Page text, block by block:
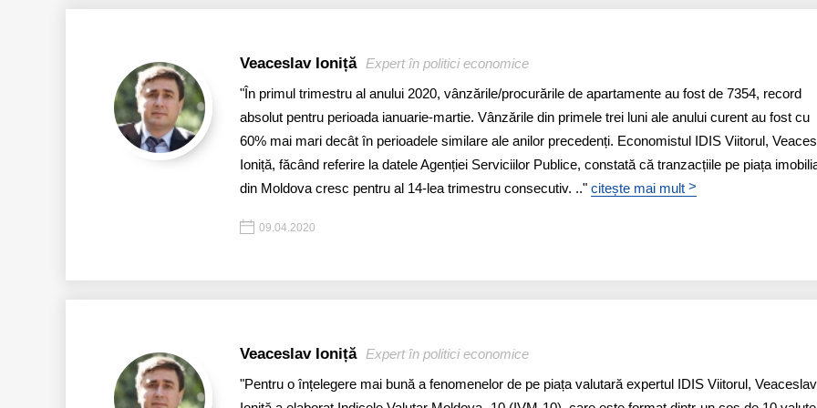
Veaceslav Ioniță
Expert în politici economice
"În primul trimestru al anului 2020, vânzările/procurările de apartamente au fost de 7354, record
absolut pentru perioada ianuarie-martie. Vânzările din primele trei luni ale anului curent au fost cu
60% mai mari decât în perioadele similare ale anilor precedenți. Economistul IDIS Viitorul,
Ioniță, făcând referire la datele Agenției Serviciilor Publice, constată că tranzacțiile pe piața
din Moldova cresc pentru al 14-lea trimestru consecutiv. .." citește mai mult >
09.04.2020
Veaceslav Ioniță
Expert în politici economice
"Pentru o înțelegere mai bună a fenomenelor de pe piața valutară expertul IDIS Viitorul, Veaceslav